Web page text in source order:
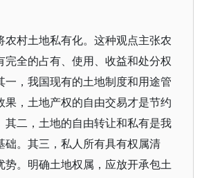
农村土地私有化。这种观点主张农
完全的占有、使用、收益和处分权
一，我国现有的土地制度和用途管
果，土地产权的自由交易才是节约
其二，土地的自由转让和私有是我
础。其三，私人所有具有权属清
势。明确土地权属，应放开承包土